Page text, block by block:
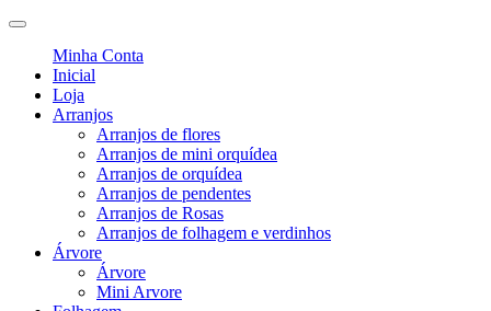
Minha Conta
Inicial
Loja
Arranjos
Arranjos de flores
Arranjos de mini orquídea
Arranjos de orquídea
Arranjos de pendentes
Arranjos de Rosas
Arranjos de folhagem e verdinhos
Árvore
Árvore
Mini Arvore